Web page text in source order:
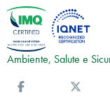
Ambiente, Salute e